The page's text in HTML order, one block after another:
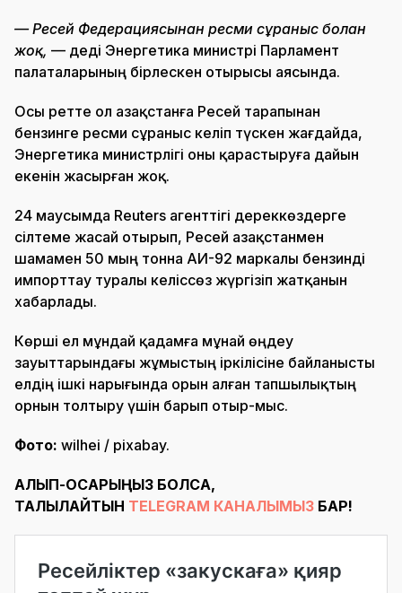
— Ресей Федерациясынан ресми сұраныс болған
жоқ, — деді Энергетика министрі Парламент
палаталарының бірлескен отырысы аясында.
Осы ретте ол Қазақстанға Ресей тарапынан
бензинге ресми сұраныс келіп түскен жағдайда,
Энергетика министрлігі оны қарастыруға дайын
екенін жасырған жоқ.
24 маусымда Reuters агенттігі дереккөздерге
сілтеме жасай отырып, Ресей Қазақстанмен
шамамен 50 мың тонна АИ-92 маркалы бензинді
импорттау туралы келіссөз жүргізіп жатқанын
хабарлады.
Көрші ел мұндай қадамға мұнай өңдеу
зауыттарындағы жұмыстың іркілісіне байланысты
елдің ішкі нарығында орын алған тапшылықтың
орнын толтыру үшін барып отыр-мыс.
Фото: wilhei / pixabay.
АЛЫП-ҚОСАРЫҢЫЗ БОЛСА,
ТАЛҚЫЛАЙТЫН TELEGRAM КАНАЛЫМЫЗ БАР!